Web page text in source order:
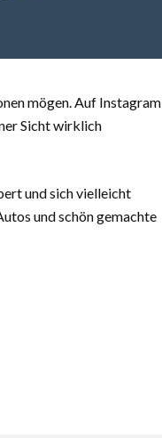
mögen. Auf Instagram
Sicht wirklich
und sich vielleicht
und schön gemachte